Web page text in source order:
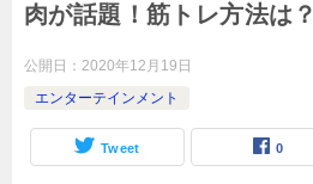
肉が話題！筋トレ方法は？
公開日： 2020年12月19日
エンターテインメント
Tweet 0